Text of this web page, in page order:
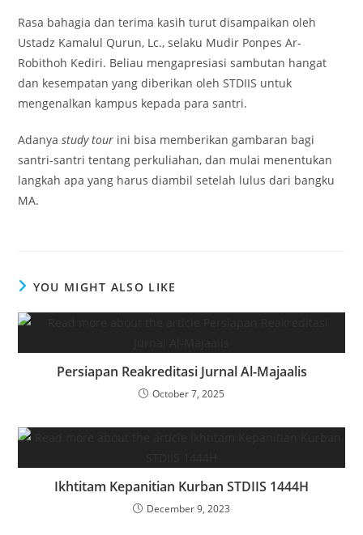
Rasa bahagia dan terima kasih turut disampaikan oleh
Ustadz Kamalul Qurun, Lc., selaku Mudir Ponpes Ar-
Robithoh Kediri. Beliau mengapresiasi sambutan hangat
dan kesempatan yang diberikan oleh STDIIS untuk
mengenalkan kampus kepada para santri.
Adanyastudy tour ini bisa memberikan gambaran bagi
santri-santri tentang perkuliahan, dan mulai menentukan
langkah apa yang harus diambil setelah lulus dari bangku
MA.
YOU MIGHT ALSO LIKE
Persiapan Reakreditasi Jurnal Al-Majaalis
October 7, 2025
Ikhtitam Kepanitian Kurban STDIIS 1444H
December 9, 2023